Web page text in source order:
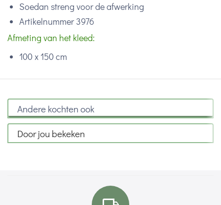
Soedan streng voor de afwerking
Artikelnummer 3976
Afmeting van het kleed:
100 x 150 cm
Andere kochten ook
Door jou bekeken